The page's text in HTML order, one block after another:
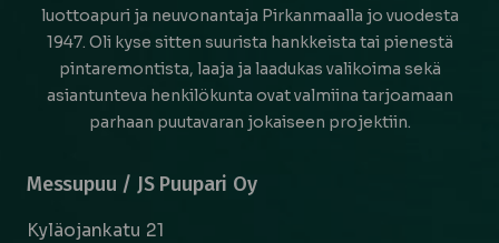
luottoapuri ja neuvonantaja Pirkanmaalla jo vuodesta
1947. Oli kyse sitten suurista hankkeista tai pienestä
pintaremontista, laaja ja laadukas valikoima sekä
asiantunteva henkilökunta ovat valmiina tarjoamaan
parhaan puutavaran jokaiseen projektiin.
Messupuu / JS Puupari Oy
Kyläojankatu 21